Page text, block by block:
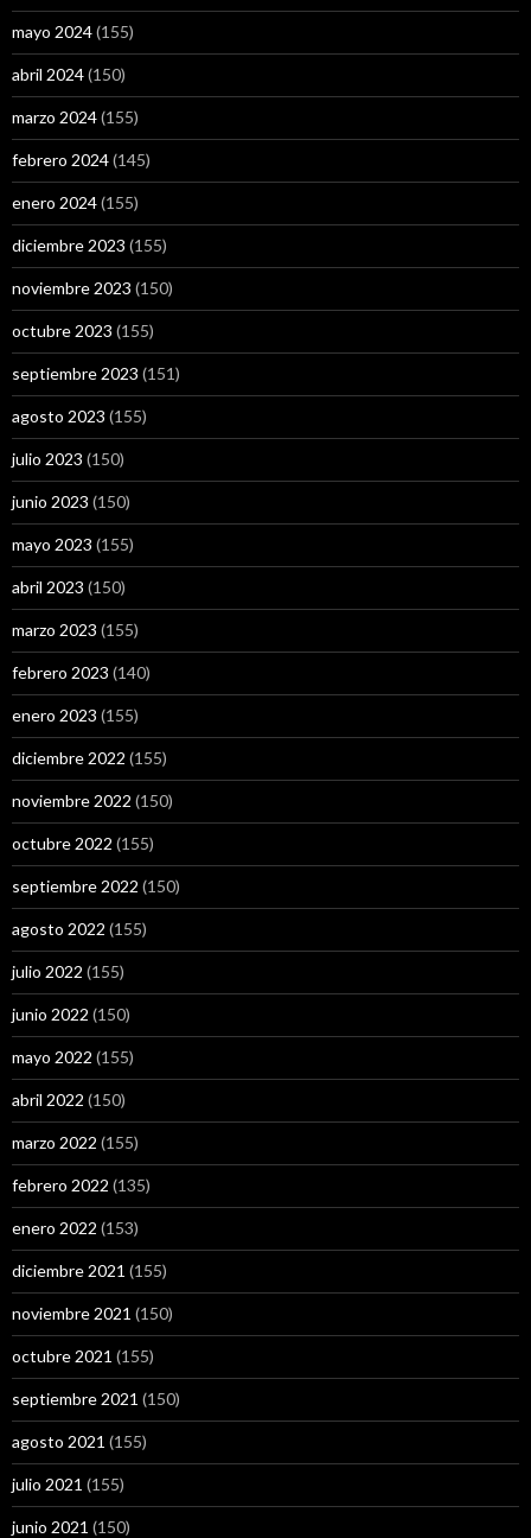
mayo 2024(155)
abril 2024(150)
marzo 2024(155)
febrero 2024(145)
enero 2024(155)
diciembre 2023 (155)
noviembre 2023 (150)
octubre 2023 (155)
septiembre 2023 (151)
agosto 2023 (155)
julio 2023 (150)
junio 2023 (150)
mayo 2023 (155)
abril 2023 (150)
marzo 2023 (155)
febrero 2023 (140)
enero 2023 (155)
diciembre 2022 (155)
noviembre 2022 (150)
octubre 2022 (155)
septiembre 2022 (150)
agosto 2022 (155)
julio 2022 (155)
junio 2022 (150)
mayo 2022 (155)
abril 2022 (150)
marzo 2022 (155)
febrero 2022 (135)
enero 2022 (153)
diciembre 2021 (155)
noviembre 2021 (150)
octubre 2021 (155)
septiembre 2021 (150)
agosto 2021 (155)
julio 2021 (155)
junio 2021 (150)